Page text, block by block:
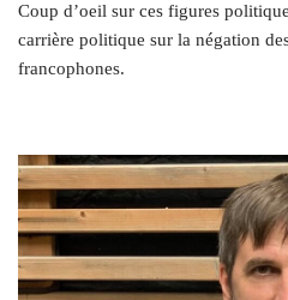
Coup d’oeil sur ces figures
carrière politique sur la négation
francophones.